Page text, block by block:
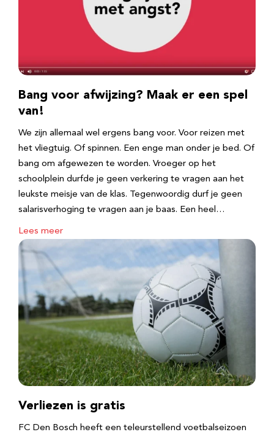
Bang voor afwijzing? Maak er een spel
van!
We zijn allemaal wel ergens bang voor. Voor reizen met
het vliegtuig. Of spinnen. Een enge man onder je bed. Of
bang om afgewezen te worden. Vroeger op het
schoolplein durfde je geen verkering te vragen aan het
leukste meisje van de klas. Tegenwoordig durf je geen
salarisverhoging te vragen aan je baas. Een heel…
Lees meer
Verliezen is gratis
FC Den Bosch heeft een teleurstellend voetbalseizoen